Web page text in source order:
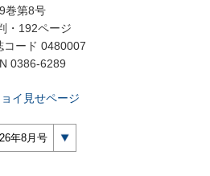
巻第8号
・192ページ
コード 0480007
0386-6289
イ見せページ
年8月号